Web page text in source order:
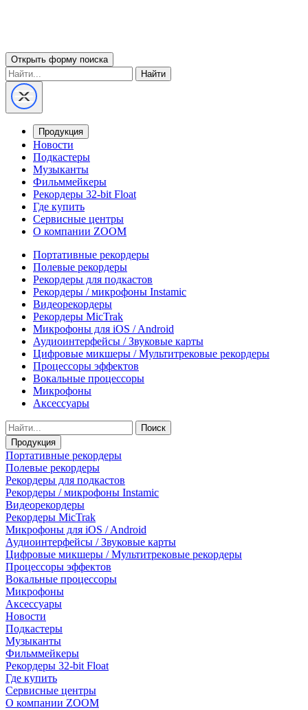
Открыть форму поиска
Найти
Продукция
Новости
Подкастеры
Музыканты
Фильммейкеры
Рекордеры 32-bit Float
Где купить
Сервисные центры
О компании ZOOM
Портативные рекордеры
Полевые рекордеры
Рекордеры для подкастов
Рекордеры / микрофоны Instamic
Видеорекордеры
Рекордеры MicTrak
Микрофоны для iOS / Android
Аудиоинтерфейсы / Звуковые карты
Цифровые микшеры / Мультитрековые рекордеры
Процессоры эффектов
Вокальные процессоры
Микрофоны
Аксессуары
Поиск
Продукция
Портативные рекордеры
Полевые рекордеры
Рекордеры для подкастов
Рекордеры / микрофоны Instamic
Видеорекордеры
Рекордеры MicTrak
Микрофоны для iOS / Android
Аудиоинтерфейсы / Звуковые карты
Цифровые микшеры / Мультитрековые рекордеры
Процессоры эффектов
Вокальные процессоры
Микрофоны
Аксессуары
Новости
Подкастеры
Музыканты
Фильммейкеры
Рекордеры 32-bit Float
Где купить
Сервисные центры
О компании ZOOM